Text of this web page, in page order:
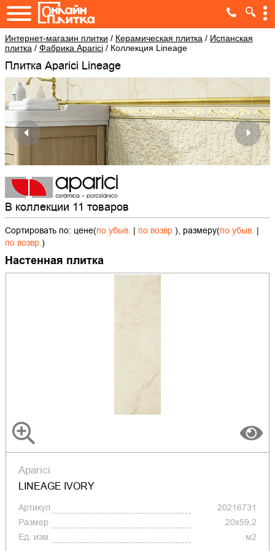
Интернет-магазин плитки / Керамическая плитка / Испанская
плитка / Фабрика Aparici/ Коллекция Lineage
Плитка Aparici Lineage
В коллекции 11 товаров
Сортировать по: цене(по убыв. | по возвр.), размеру(по убыв. |
по возвр.)
Настенная плитка
Aparici
LINEAGE IVORY
Артикул
20216731
Размер
20x59,2
Ед. изм.
м2